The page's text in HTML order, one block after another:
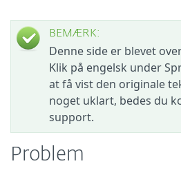
BEMÆRK:
Denne side er blevet
Klik på engelsk under
at få vist den originale
noget uklart, bedes du
support.
Problem